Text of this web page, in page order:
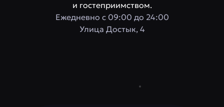
и гостеприимством.
Ежедневно с 09:00 до 24:00
​Улица Достык, 4